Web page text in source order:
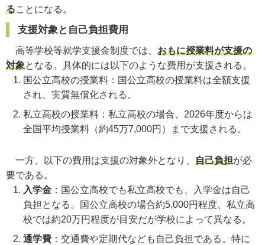
ることになる。
支援対象と自己負担費用
高等学校等就学支援金制度では、 おもに授業料が支援の
対象となる。具体的には以下のような費用が支援される。
国公立高校の授業料：国公立高校の授業料は全額支援
され、実質無償化される。
私立高校の授業料：私立高校の場合、2026年度からは
全国平均授業料（約45万7,000円）まで支援される。
一方、以下の費用は支援の対象外となり、 自己負担が必
要である。
入学金：国公立高校でも私立高校でも、入学金は自己
負担となる。国公立高校の場合約5,000円程度、私立高
校では約20万円程度が目安だが学校によって異なる。
通学費：交通費や定期代なども自己負担である。特に